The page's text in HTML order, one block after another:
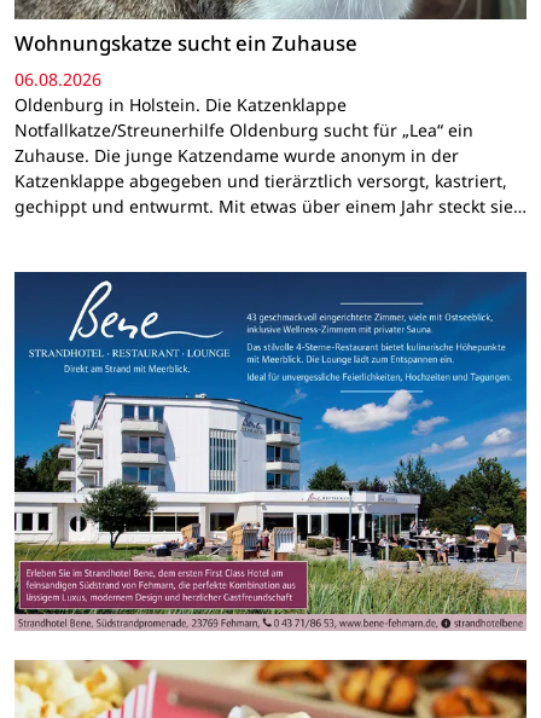
Wohnungskatze sucht ein Zuhause
06.08.2026
Oldenburg in Holstein. Die Katzenklappe
Notfallkatze/Streunerhilfe Oldenburg sucht für „Lea“ ein
Zuhause. Die junge Katzendame wurde anonym in der
Katzenklappe abgegeben und tierärztlich versorgt, kastriert,
gechippt und entwurmt. Mit etwas über einem Jahr steckt sie…